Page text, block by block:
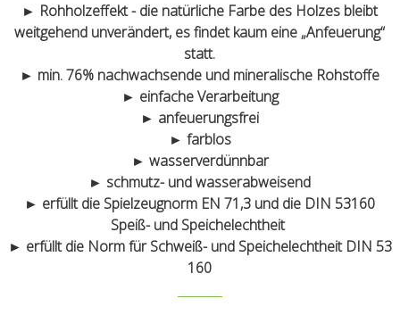
► Rohholzeffekt - die natürliche Farbe des Holzes bleibt
weitgehend unverändert, es findet kaum eine „Anfeuerung“
statt.
► min. 76% nachwachsende und mineralische Rohstoffe
► einfache Verarbeitung
► anfeuerungsfrei
► farblos
► wasserverdünnbar
► schmutz- und wasserabweisend
► erfüllt die Spielzeugnorm EN 71,3 und die DIN 53160
Speiß- und Speichelechtheit
► erfüllt die Norm für Schweiß- und Speichelechtheit DIN 53
160